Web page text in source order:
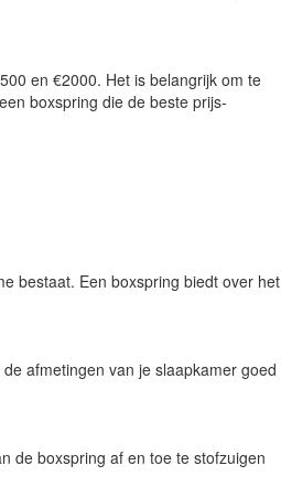
en €2000. Het is belangrijk om te
boxspring die de beste prijs-
bestaat. Een boxspring biedt over het
afmetingen van je slaapkamer goed
de boxspring af en toe te stofzuigen